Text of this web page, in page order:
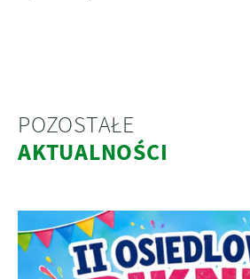
POZOSTAŁE
AKTUALNOŚCI